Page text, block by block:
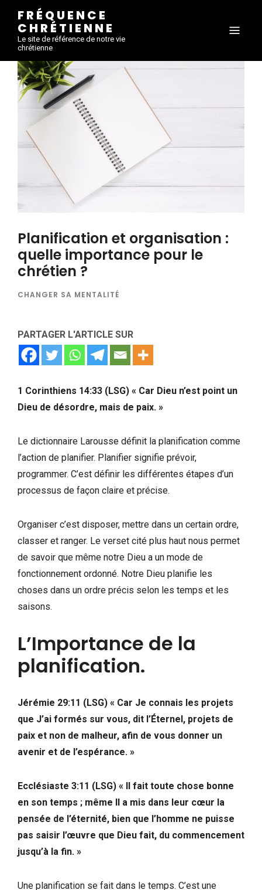
FRÉQUENCE
CHRÉTIENNE
Le site de référence de notre vie
chrétienne
Planification et organisation :
quelle importance pour le
chrétien ?
CHANGER SA MENTALITÉ
PARTAGER L'ARTICLE SUR
1 Corinthiens 14:33 (LSG) « Car Dieu n’est point un
Dieu de désordre, mais de paix. »
Le dictionnaire Larousse définit la planification comme
l’action de planifier. Planifier signifie prévoir,
programmer. C’est définir les différentes étapes d’un
processus de façon claire et précise.
Organiser c’est disposer, mettre dans un certain ordre,
classer et ranger. Le verset cité plus haut nous permet
de savoir que même notre Dieu a un mode de
fonctionnement ordonné. Notre Dieu planifie les
choses dans un ordre précis selon les temps et les
saisons.
L’Importance de la
planification.
Jérémie 29:11 (LSG) « Car Je connais les projets
que J’ai formés sur vous, dit l’Éternel, projets de
paix et non de malheur, afin de vous donner un
avenir et de l’espérance. »
Ecclésiaste 3:11 (LSG) « Il fait toute chose bonne
en son temps ; même Il a mis dans leur cœur la
pensée de l’éternité, bien que l’homme ne puisse
pas saisir l’œuvre que Dieu fait, du commencement
jusqu’à la fin. »
Une planification se fait dans le temps. C’est une